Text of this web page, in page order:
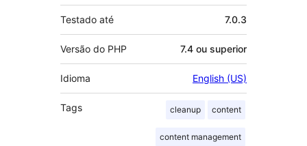
Testado até 7.0.3
Versão do PHP 7.4 ou superior
Idioma English (US)
Tags cleanup content
content management